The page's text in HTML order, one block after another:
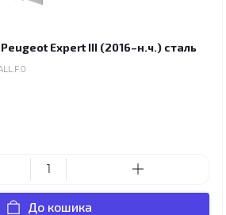
Expert III (2016–н.ч.) сталь
До кошика